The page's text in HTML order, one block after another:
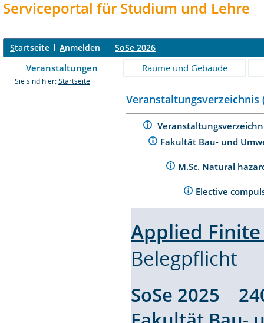
Serviceportal für Studium und Lehre
Startseite Anmelden SoSe 2026
Veranstaltungen Räume und Gebäude
Sie sind hier: Startseite
Veranstaltungsverzeichnis
Fakultät Bau- und
M.Sc. Natural
Elective
Applied
Belegpflicht
SoSe 2025